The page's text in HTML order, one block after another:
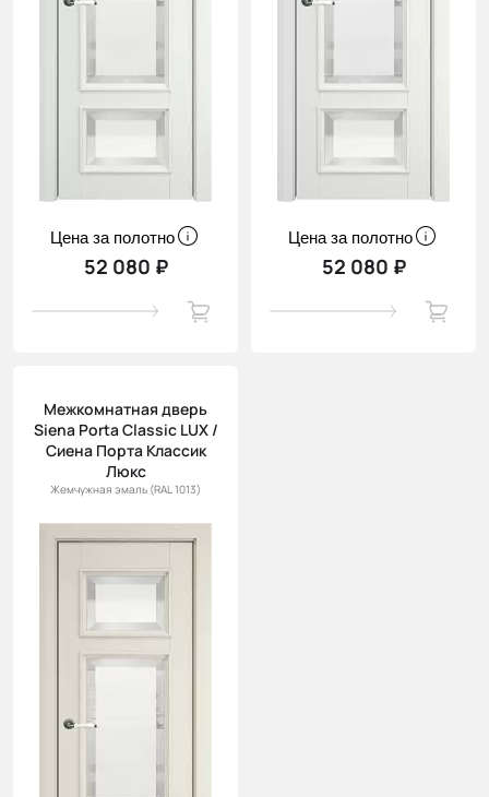
Цена за полотно
52 080 ₽
Цена за полотно
52 080 ₽
Межкомнатная дверь
Siena Porta Classic LUX /
Сиена Порта Классик
Люкс
Жемчужная эмаль (RAL 1013)